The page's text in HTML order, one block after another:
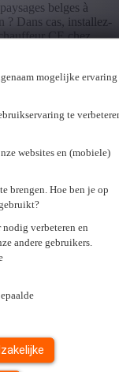
mogelijke ervaring
te
websites en (mobiele)
brengen. Hoe ben je op
verbeteren en
andere gebruikers.
belges à
? Dans cas, installez-
CE chez
la r...
pakketten samen,
bestemming.
vervolgens